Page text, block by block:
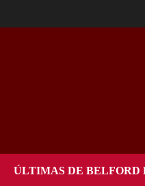
ÚLTIMAS DE BELFORD